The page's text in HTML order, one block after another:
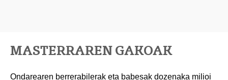
MASTERRAREN GAKOAK
Ondarearen berrerabilerak eta babesak dozenaka milioi